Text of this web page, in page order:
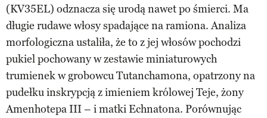
(KV35EL) odznacza się urodą nawet po śmierci. Ma
długie rudawe włosy spadające na ramiona. Analiza
morfologiczna ustaliła, że to z jej włosów pochodzi
pukiel pochowany w zestawie miniaturowych
trumienek w grobowcu Tutanchamona, opatrzony na
pudełku inskrypcją z imieniem królowej Teje, żony
Amenhotepa III – i matki Echnatona. Porównując